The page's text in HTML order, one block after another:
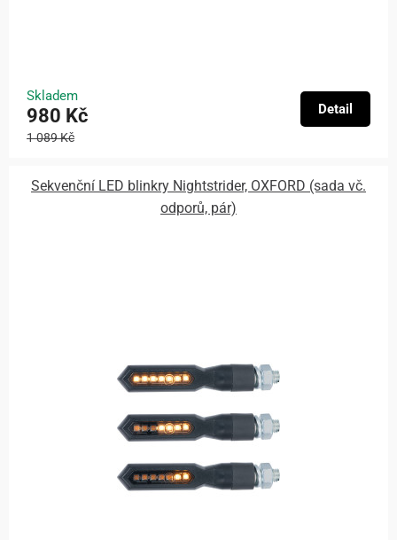
Skladem
980 Kč
1 089 Kč
Detail
Sekvenční LED blinkry Nightstrider, OXFORD (sada vč.
odporů, pár)